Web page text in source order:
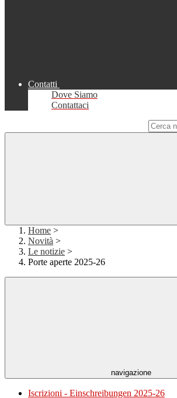
Contatti
Dove Siamo
Contattaci
Home >
Novità >
Le notizie >
Porte aperte 2025-26
navigazione
Iscrizioni - Einschreibungen 2025-26